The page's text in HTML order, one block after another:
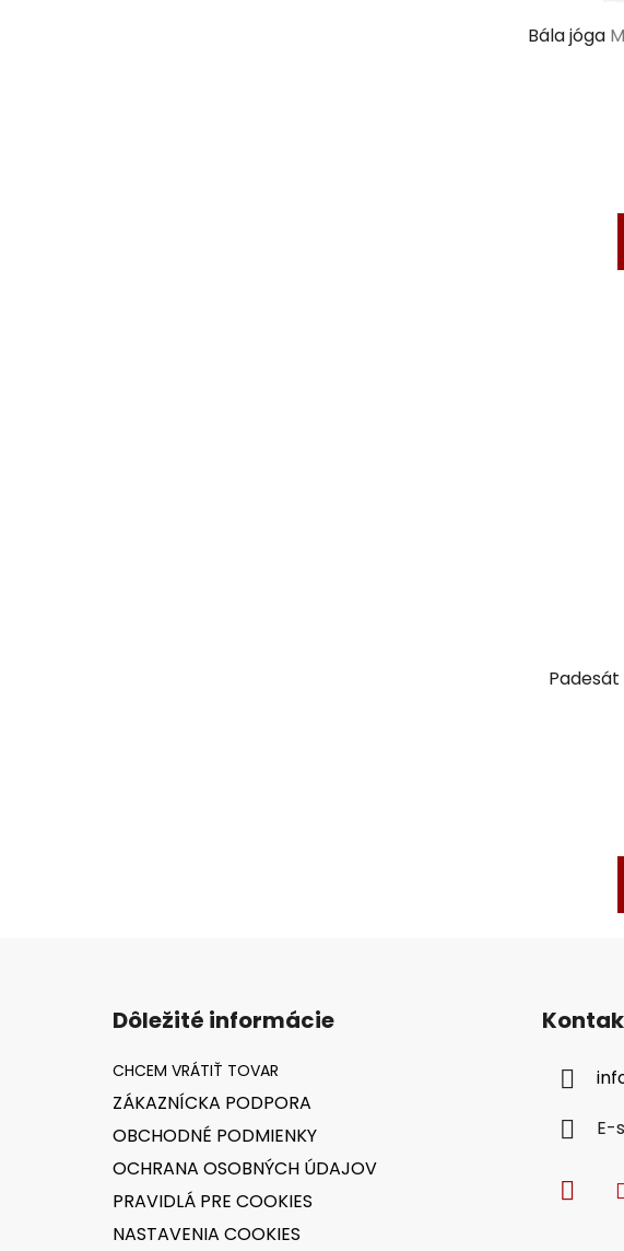
Bála jóga
Dôležité informácie
ZÁKAZNÍCKA PODPORA
OBCHODNÉ PODMIENKY
OCHRANA OSOBNÝCH ÚDAJOV
PRAVIDLÁ PRE COOKIES
NASTAVENIA COOKIES
E-